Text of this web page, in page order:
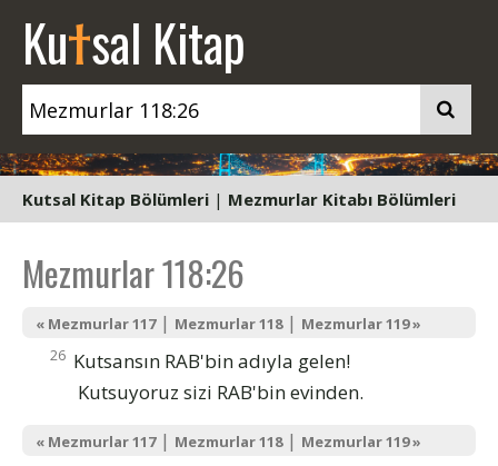
Kutsal Kitap
Kutsal Kitap Bölümleri | Mezmurlar Kitabı Bölümleri
Mezmurlar 118:26
« Mezmurlar 117| Mezmurlar 118| Mezmurlar 119 »
26 Kutsansın RAB'bin adıyla gelen!
Kutsuyoruz sizi RAB'bin evinden.
« Mezmurlar 117| Mezmurlar 118| Mezmurlar 119 »